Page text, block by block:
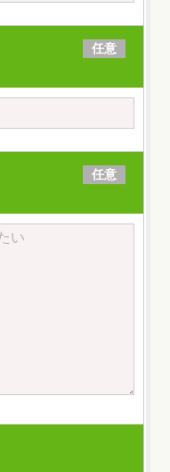
任意
任意